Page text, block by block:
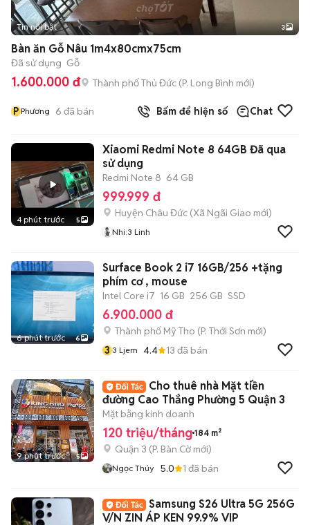
Tin nổi bật 3
Bàn ăn Gỗ Nâu 1m4x80cmx75cm
Đã sử dụng Gỗ
1.600.000 đ Thành phố Thủ Đức (P. Long Bình mới)
P Phương 6 đã bán Bấm để hiện số Chat
4 phút trước 5
Xiaomi Redmi Note 8 64GB Đã qua
sử dụng
Redmi Note 8 64 GB
999.999 đ
Huyện Châu Đức (Xã Ngãi Giao mới)
Nhi:3 Linh
6 phút trước 6
Surface Book 2 i7 16GB/256 +tặng
phím cơ , mouse
Intel Core i7 16 GB 256 GB SSD
6.900.000 đ
Thành phố Mỹ Tho (P. Thới Sơn mới)
3 3 Ljem 4.4 13 đã bán
9 phút trước 5
Cho thuê nhà Mặt tiền
đường Cao Thắng Phường 5 Quận 3
Mặt bằng kinh doanh
120 triệu/tháng 184 m²
Quận 3 (P. Bàn Cờmới)
Ngọc Thúy 5.0 1 đã bán
Samsung S26 Ultra 5G 256G
V/N ZIN ÁP KEN 99.9% VIP